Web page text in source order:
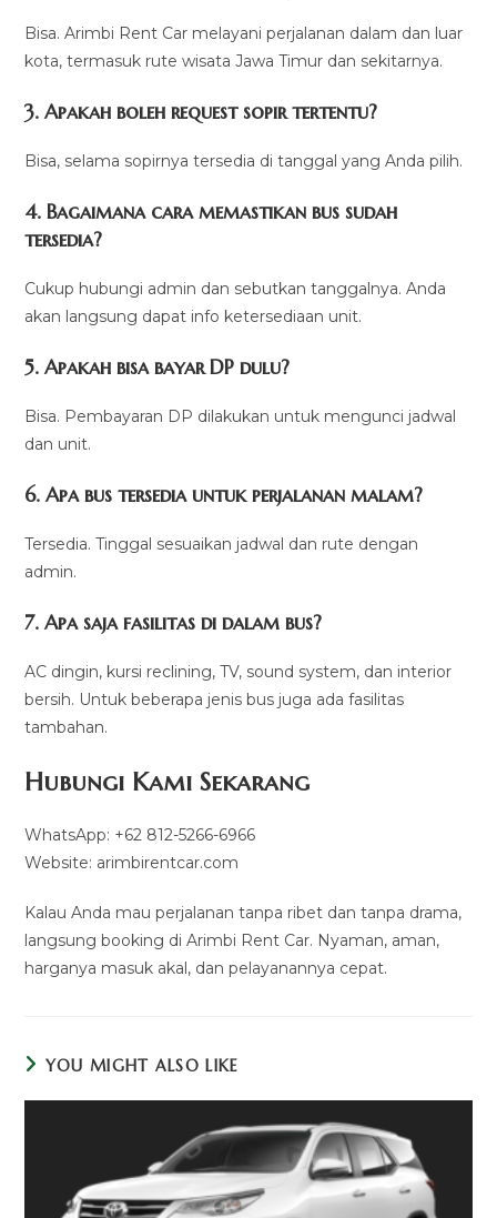
Bisa. Arimbi Rent Car melayani perjalanan dalam dan luar
kota, termasuk rute wisata Jawa Timur dan sekitarnya.
3. Apakah boleh request sopir tertentu?
Bisa, selama sopirnya tersedia di tanggal yang Anda pilih.
4. Bagaimana cara memastikan bus sudah
tersedia?
Cukup hubungi admin dan sebutkan tanggalnya. Anda
akan langsung dapat info ketersediaan unit.
5. Apakah bisa bayar DP dulu?
Bisa. Pembayaran DP dilakukan untuk mengunci jadwal
dan unit.
6. Apa bus tersedia untuk perjalanan malam?
Tersedia. Tinggal sesuaikan jadwal dan rute dengan
admin.
7. Apa saja fasilitas di dalam bus?
AC dingin, kursi reclining, TV, sound system, dan interior
bersih. Untuk beberapa jenis bus juga ada fasilitas
tambahan.
Hubungi Kami Sekarang
WhatsApp: +62 812-5266-6966
Website: arimbirentcar.com
Kalau Anda mau perjalanan tanpa ribet dan tanpa drama,
langsung booking di Arimbi Rent Car. Nyaman, aman,
harganya masuk akal, dan pelayanannya cepat.
YOU MIGHT ALSO LIKE